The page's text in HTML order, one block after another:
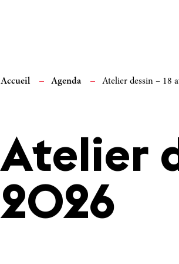
Accueil Agenda Atelier dessin – 18
Atelier
2026